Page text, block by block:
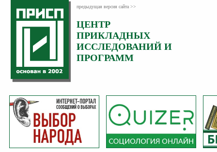
предыдущая версия сайта >>
ЦЕНТР
ПРИКЛАДНЫХ
ИССЛЕДОВАНИЙ И
ПРОГРАММ
Категория:
Новости
Опубликовано:
31
Август
2018